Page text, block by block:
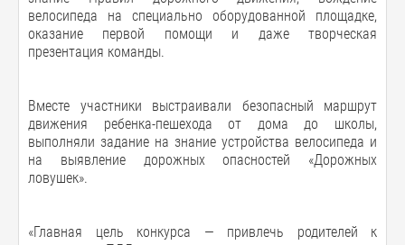
велосипеда на специально оборудованной площадке,
оказание первой помощи и даже творческая
презентация команды.
Вместе участники выстраивали безопасный маршрут
движения ребенка-пешехода от дома до школы,
выполняли задание на знание устройства велосипеда и
на выявление дорожных опасностей «Дорожных
ловушек».
«Главная цель конкурса — привлечь родителей к